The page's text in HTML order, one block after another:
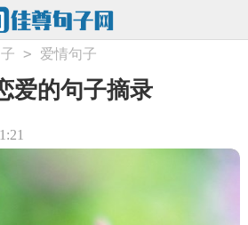
> 爱情句子
爱的句子摘录